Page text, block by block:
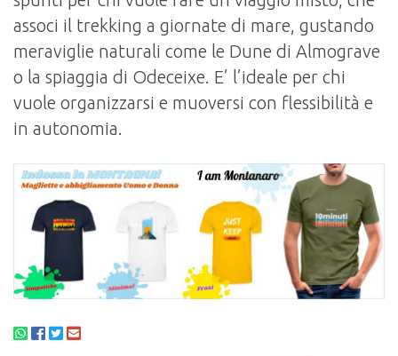
associ il trekking a giornate di mare, gustando
meraviglie naturali come le Dune di Almograve
o la spiaggia di Odeceixe. E’ l’ideale per chi
vuole organizzarsi e muoversi con flessibilità e
in autonomia.